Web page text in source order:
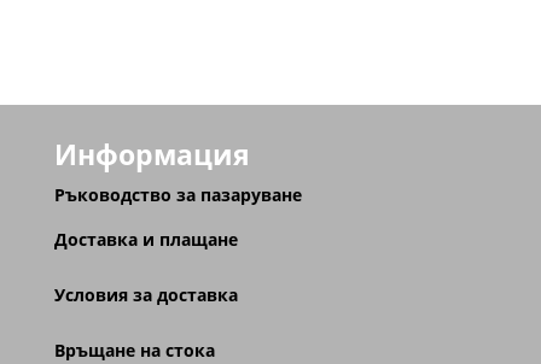
Информация
Ръководство за пазаруване
Доставка и плащане
Условия за доставка
Връщане на стока